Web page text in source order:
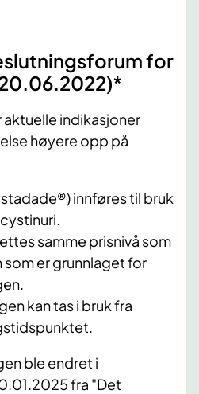
for
indikasjoner
høyere opp på
innføres til bruk
samme prisnivå som
som er grunnlaget for
kan tas i bruk fra
ble endret i
fra "Det